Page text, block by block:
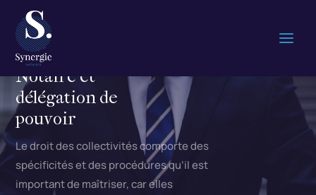
Notaire et
délégation de
pouvoir
Le droit des collectivités comporte des
spécificités et des procédures qu’il est
important de maîtriser, car elles